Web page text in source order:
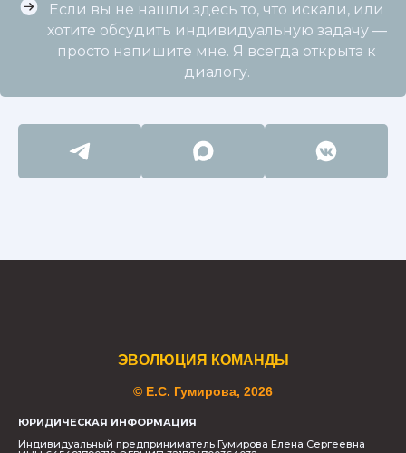
Если вы не нашли здесь то, что искали, или
хотите обсудить индивидуальную задачу —
просто напишите мне. Я всегда открыта к
диалогу.
ЭВОЛЮЦИЯ КОМАНДЫ
© Е.С. Гумирова, 2026
ЮРИДИЧЕСКАЯ ИНФОРМАЦИЯ
Индивидуальный предприниматель Гумирова Елена Сергеевна